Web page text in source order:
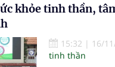
đã làm việc và
tế trường học
khỏe tinh thần,
15:32 | 16/
tinh thần